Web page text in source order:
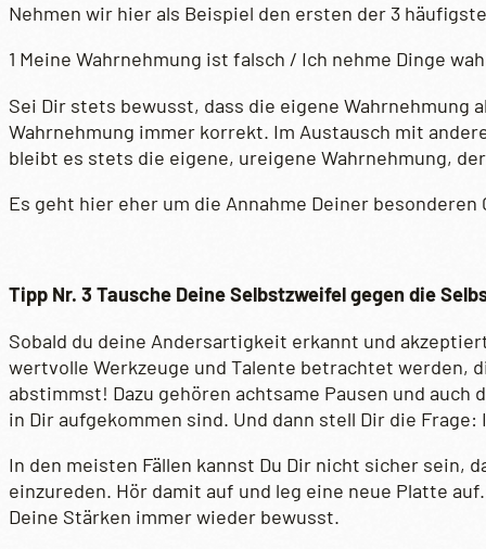
Nehmen wir hier als Beispiel den ersten der 3
1 Meine Wahrnehmung ist falsch / Ich nehme Dinge
Sei Dir stets bewusst, dass die eigene
Wahrnehmung immer korrekt. Im Austausch mit
bleibt es stets die eigene, ureigene Wahrnehmung,
Es geht hier eher um die Annahme Deiner
Tipp Nr. 3 Tausche Deine Selbstzweifel gegen die
Sobald du deine Andersartigkeit erkannt und
wertvolle Werkzeuge und Talente betrachtet werden,
abstimmst! Dazu gehören achtsame Pausen und
in Dir aufgekommen sind. Und dann stell Dir die
In den meisten Fällen kannst Du Dir nicht sicher sein,
einzureden. Hör damit auf und leg eine neue Platte
Deine Stärken immer wieder bewusst.